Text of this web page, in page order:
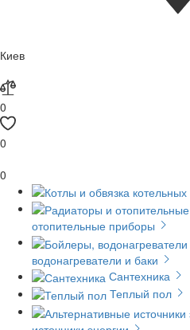
Киев
0
0
0
отопительные приборы
водонагреватели и баки
Сантехника
Теплый пол